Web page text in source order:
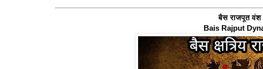
बैस राजपूत वंश
Bais Rajput